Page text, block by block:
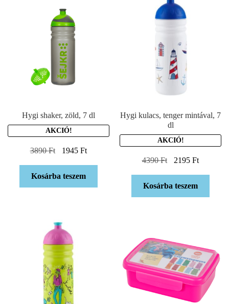
Hygi shaker, zöld, 7 dl
AKCIÓ!
3890Ft 1945Ft
Kosárba teszem
Hygi kulacs, tenger mintával, 7
dl
AKCIÓ!
4390Ft 2195Ft
Kosárba teszem